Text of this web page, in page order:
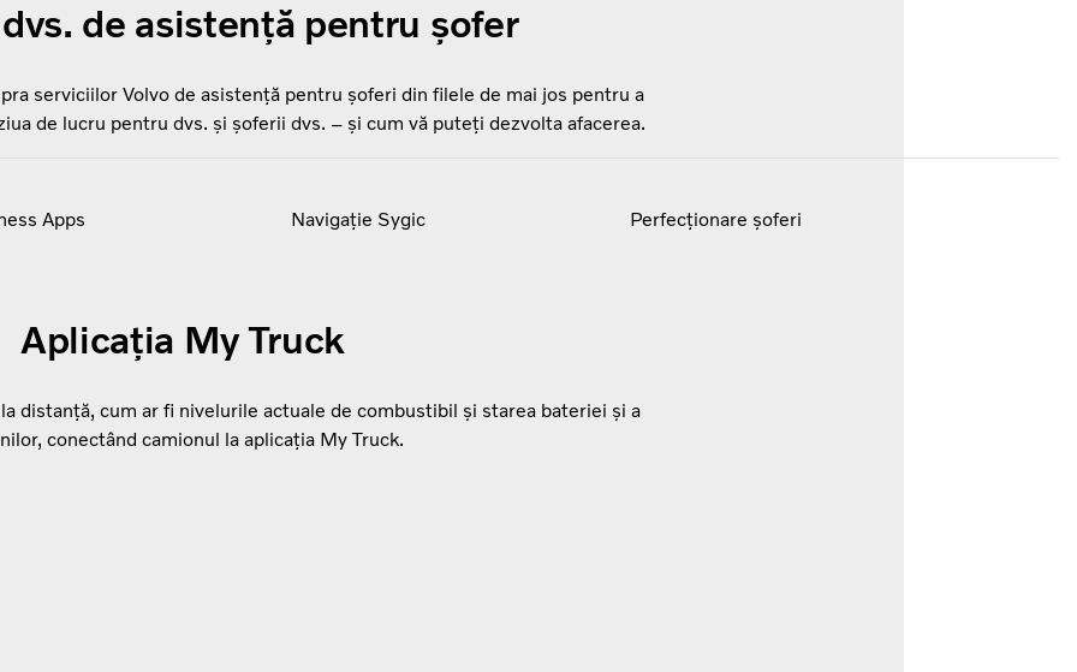
de asistență pentru șofer
serviciilor Volvo de asistență pentru șoferi din filele de mai jos pentru a
de lucru pentru dvs. și șoferii dvs. – și cum vă puteți dezvolta afacerea.
Apps Navigație Sygic Perfecționare șoferi
Aplicația My Truck
distanță, cum ar fi nivelurile actuale de combustibil și starea bateriei și a
conectând camionul la aplicația My Truck.